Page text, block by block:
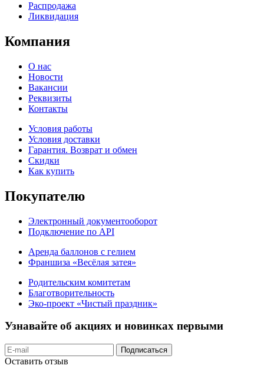
Распродажа
Ликвидация
Компания
О нас
Новости
Вакансии
Реквизиты
Контакты
Условия работы
Условия доставки
Гарантия. Возврат и обмен
Скидки
Как купить
Покупателю
Электронный документооборот
Подключение по API
Аренда баллонов с гелием
Франшиза «Весёлая затея»
Родительским комитетам
Благотворительность
Эко-проект «Чистый праздник»
Узнавайте об акциях и новинках первыми
Подписаться
Оставить отзыв